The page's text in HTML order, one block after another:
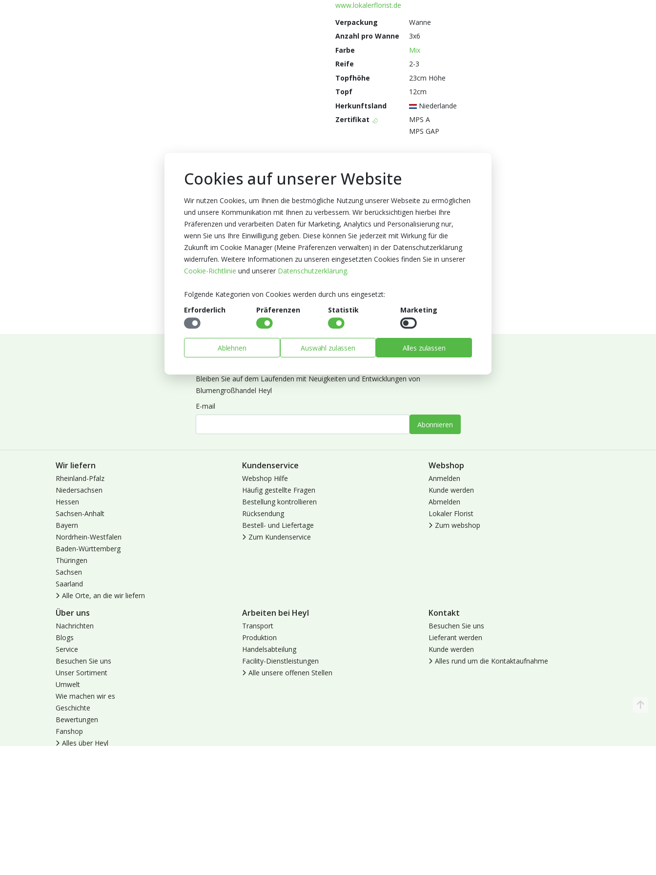
www.lokalerflorist.de
Verpackung
Wanne
Anzahl pro Wanne
3x6
Farbe
Mix
Reife
2-3
Topfhöhe
23cm Höhe
Topf
12cm
Herkunftsland
Niederlande
Zertifikat
MPS A
MPS GAP
Bleiben Sie auf dem Laufenden mit Neuigkeiten und Entwicklungen von
Blumengroßhandel Heyl
E-mail
Abonnieren
Wir liefern
Rheinland-Pfalz
Niedersachsen
Hessen
Sachsen-Anhalt
Bayern
Nordrhein-Westfalen
Baden-Württemberg
Thüringen
Sachsen
Saarland
Alle Orte, an die wir liefern
Kundenservice
Webshop Hilfe
Häufig gestellte Fragen
Bestellung kontrollieren
Rücksendung
Bestell- und Liefertage
Zum Kundenservice
Webshop
Anmelden
Kunde werden
Abmelden
Lokaler Florist
Zum webshop
Über uns
Nachrichten
Blogs
Service
Besuchen Sie uns
Unser Sortiment
Umwelt
Wie machen wir es
Geschichte
Bewertungen
Fanshop
Alles über Heyl
Arbeiten bei Heyl
Transport
Produktion
Handelsabteilung
Facility-Dienstleistungen
Alle unsere offenen Stellen
Kontakt
Besuchen Sie uns
Lieferant werden
Kunde werden
Alles rund um die Kontaktaufnahme
Cookies auf unserer Website
Wir nutzen Cookies, um Ihnen die bestmögliche Nutzung unserer Webseite zu ermöglichen
und unsere Kommunikation mit Ihnen zu verbessern. Wir berücksichtigen hierbei Ihre
Präferenzen und verarbeiten Daten für Marketing, Analytics und Personalisierung nur,
wenn Sie uns Ihre Einwilligung geben. Diese können Sie jederzeit mit Wirkung für die
Zukunft im Cookie Manager (Meine Präferenzen verwalten) in der Datenschutzerklärung
widerrufen. Weitere Informationen zu unseren eingesetzten Cookies finden Sie in unserer
Cookie-Richtlinie und unserer Datenschutzerklärung.
Folgende Kategorien von Cookies werden durch uns eingesetzt:
Erforderlich
Präferenzen Statistik Marketing
Ablehnen Auswahl zulassen Alles zulassen